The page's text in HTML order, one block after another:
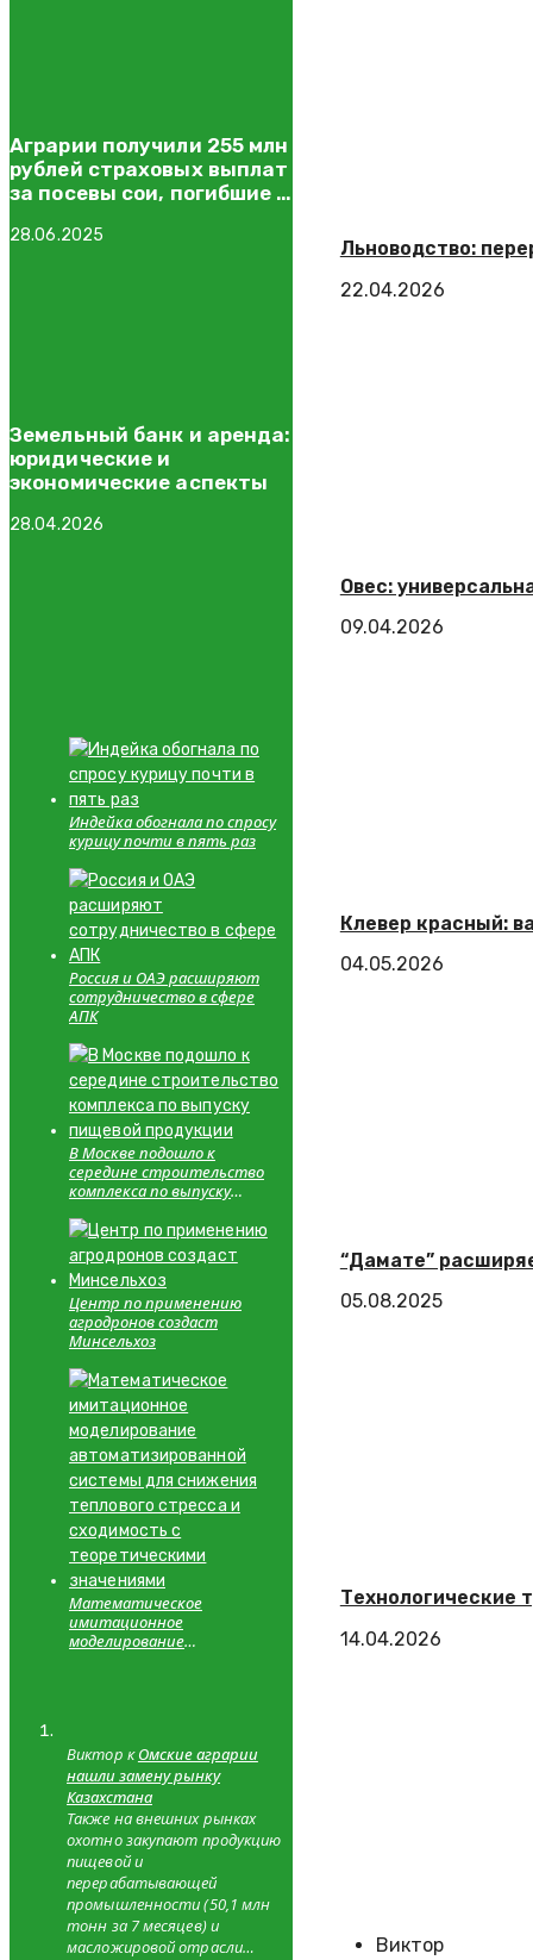
Льноводство:
22.04.2026
Овес:
09.04.2026
Клевер красный:
04.05.2026
“Дамате”
05.08.2025
Технологические
14.04.2026
Виктор
Аграрии получили 255 млн
рублей страховых выплат
за посевы сои, погибшие в
28.06.2025
Земельный банк и аренда:
юридические и
экономические аспекты
28.04.2026
Индейка обогнала по спросу
курицу почти в пять раз
Россия и ОАЭ расширяют
сотрудничество в сфере
АПК
В Москве подошло к
середине строительство
комплекса по выпуску
Центр по применению
агродронов создаст
Минсельхоз
Математическое
имитационное
моделирование
значениями
Виктор кОмские аграрии
нашли замену рынку
Казахстана
Также на внешних рынках
охотно закупают продукцию
пищевой и
перерабатывающей
промышленности (50,1 млн
тонн за 7 месяцев) и
масложировой отрасли…